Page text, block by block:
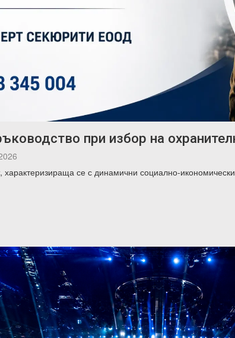
при избор на
характеризираща се с динамични социално-